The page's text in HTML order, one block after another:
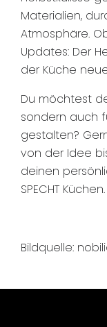
Materialien,
Atmosphäre.
Updates: Der
der Küche
Du möchtest
sondern auch
gestalten?
von der Idee
deinen
SPECHT Küchen.
Bildquelle: